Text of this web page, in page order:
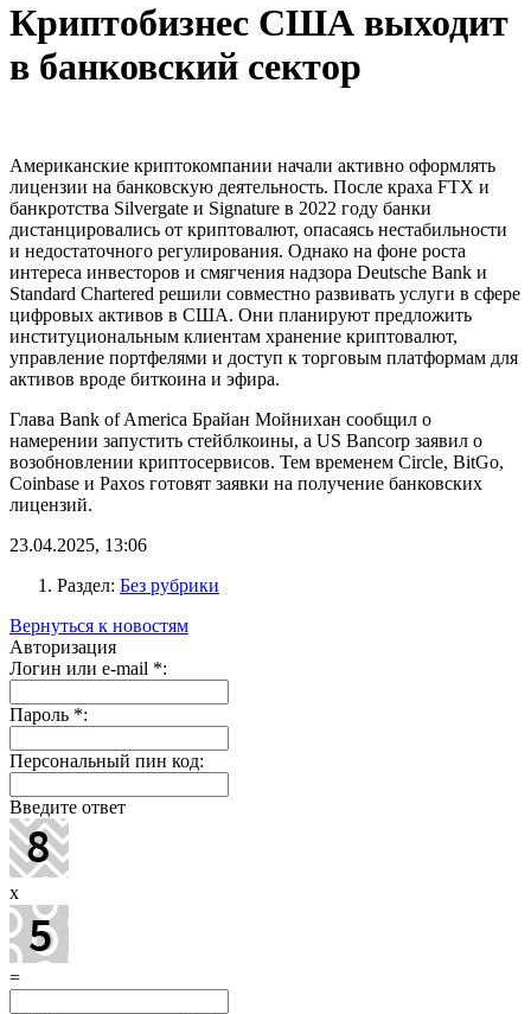
Криптобизнес США выходит
в банковский сектор
Американские криптокомпании начали активно оформлять
лицензии на банковскую деятельность. После краха FTX и
банкротства Silvergate и Signature в 2022 году банки
дистанцировались от криптовалют, опасаясь нестабильности
и недостаточного регулирования. Однако на фоне роста
интереса инвесторов и смягчения надзора Deutsche Bank и
Standard Chartered решили совместно развивать услуги в сфере
цифровых активов в США. Они планируют предложить
институциональным клиентам хранение криптовалют,
управление портфелями и доступ к торговым платформам для
активов вроде биткоина и эфира.
Глава Bank of America Брайан Мойнихан сообщил о
намерении запустить стейблкоины, а US Bancorp заявил о
возобновлении криптосервисов. Тем временем Circle, BitGo,
Coinbase и Paxos готовят заявки на получение банковских
лицензий.
23.04.2025, 13:06
Раздел: Без рубрики
Вернуться к новостям
Авторизация
Логин или e-mail *:
Пароль *:
Персональный пин код:
Введите ответ
x
=